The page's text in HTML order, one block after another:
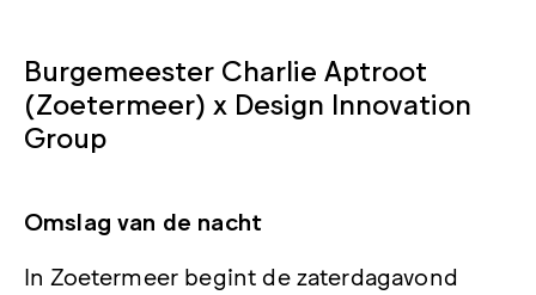
Burgemeester Charlie Aptroot
(Zoetermeer) x Design Innovation
Group
Omslag van de nacht
In Zoetermeer begint de zaterdagavond